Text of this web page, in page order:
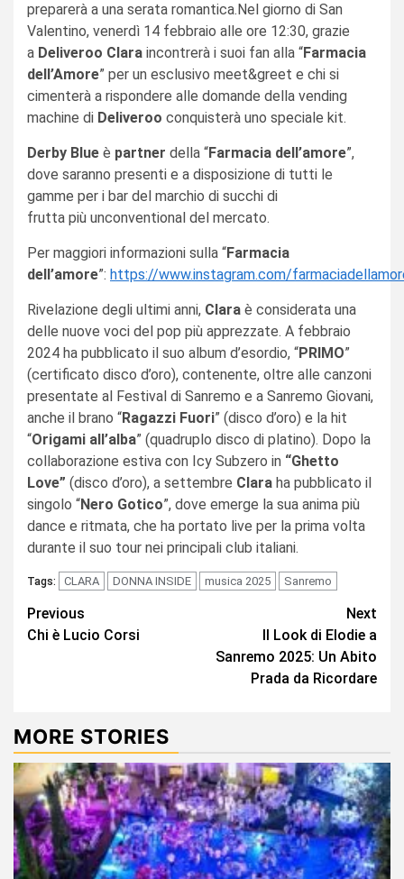
preparerà a una serata romantica.Nel giorno di San
Valentino, venerdì 14 febbraio alle ore 12:30, grazie
a Deliveroo Clara incontrerà i suoi fan alla “Farmacia
dell’Amore” per un esclusivo meet&greet e chi si
cimenterà a rispondere alle domande della vending
machine di Deliveroo conquisterà uno speciale kit.
Derby Blue è partner della “Farmacia dell’amore”,
dove saranno presenti e a disposizione di tutti le
gamme per i bar del marchio di succhi di
frutta più unconventional del mercato.
Per maggiori informazioni sulla “Farmacia
dell’amore”: https://www.instagram.com/
Rivelazione degli ultimi anni, Clara è considerata una
delle nuove voci del pop più apprezzate. A febbraio
2024 ha pubblicato il suo album d’esordio, “PRIMO”
(certificato disco d’oro), contenente, oltre alle canzoni
presentate al Festival di Sanremo e a Sanremo Giovani,
anche il brano “Ragazzi Fuori” (disco d’oro) e la hit
“Origami all’alba” (quadruplo disco di platino). Dopo la
collaborazione estiva con Icy Subzero in “Ghetto
Love” (disco d’oro), a settembre Clara ha pubblicato il
singolo “Nero Gotico”, dove emerge la sua anima più
dance e ritmata, che ha portato live per la prima volta
durante il suo tour nei principali club italiani.
Tags: CLARA DONNA INSIDE musica 2025 Sanremo
Continue
Reading
Previous
Chi è Lucio Corsi
Next
Il Look di Elodie a
Sanremo 2025: Un Abito
Prada da Ricordare
MORE STORIES